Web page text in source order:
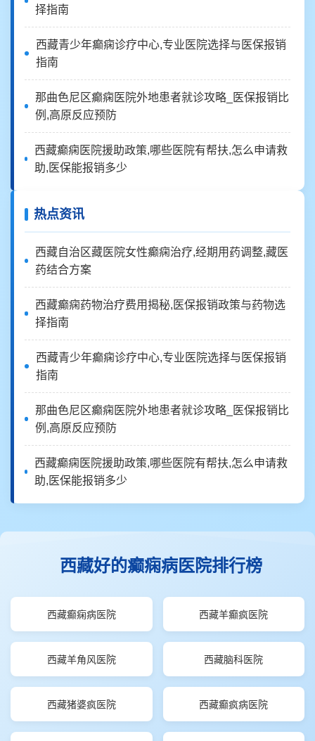
择指南
西藏青少年癫痫诊疗中心,专业医院选择与医保报销
指南
那曲色尼区癫痫医院外地患者就诊攻略_医保报销比
例,高原反应预防
西藏癫痫医院援助政策,哪些医院有帮扶,怎么申请救
助,医保能报销多少
热点资讯
西藏自治区藏医院女性癫痫治疗,经期用药调整,藏医
药结合方案
西藏癫痫药物治疗费用揭秘,医保报销政策与药物选
择指南
西藏青少年癫痫诊疗中心,专业医院选择与医保报销
指南
那曲色尼区癫痫医院外地患者就诊攻略_医保报销比
例,高原反应预防
西藏癫痫医院援助政策,哪些医院有帮扶,怎么申请救
助,医保能报销多少
西藏好的癫痫病医院排行榜
西藏癫痫病医院 西藏羊癫疯医院
西藏羊角风医院 西藏脑科医院
西藏猪婆疯医院 西藏癫疯病医院